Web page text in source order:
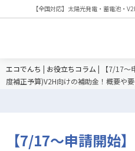
【全国対応】太陽光発電・蓄電池・
エコでんち | お役立ちコラム |
【7/17
度補正予算)V2H向けの補助金！概要や
【7/17～申請開始